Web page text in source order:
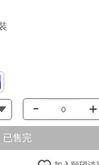
- +
已售完